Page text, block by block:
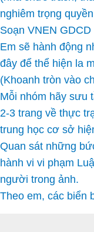
nghiêm trọng
Soạn VNEN
Em sẽ hành động
đây để thể hiện la
(Khoanh tròn vào
Mỗi nhóm hãy sưu
2-3 trang về thực
trung học cơ sở
Quan sát những
hành vi vi phạm
người trong ảnh.
Theo em, các biển